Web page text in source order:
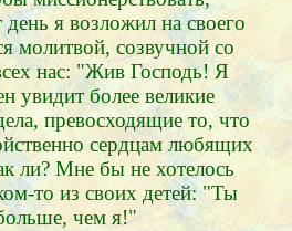
я возложил на своего
молитвой, созвучной со
нас: "Жив Господь! Я
увидит более великие
превосходящие то, что
сердцам любящих
ли? Мне бы не хотелось
то из своих детей: "Ты
чем я!"